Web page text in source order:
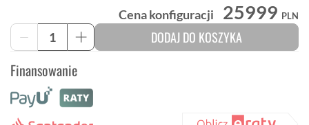
Cena konfiguracji 25999 PLN
-
ilość
Trek
SL
6
AXS
+ DODAJ DO KOSZYKA
Finansowanie